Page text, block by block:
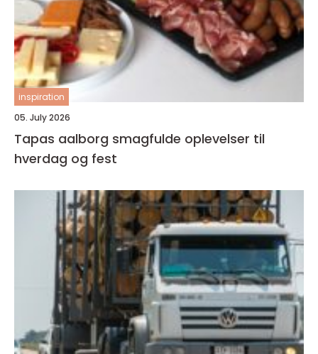
inspiration
05. July 2026
Tapas aalborg smagfulde oplevelser til
hverdag og fest